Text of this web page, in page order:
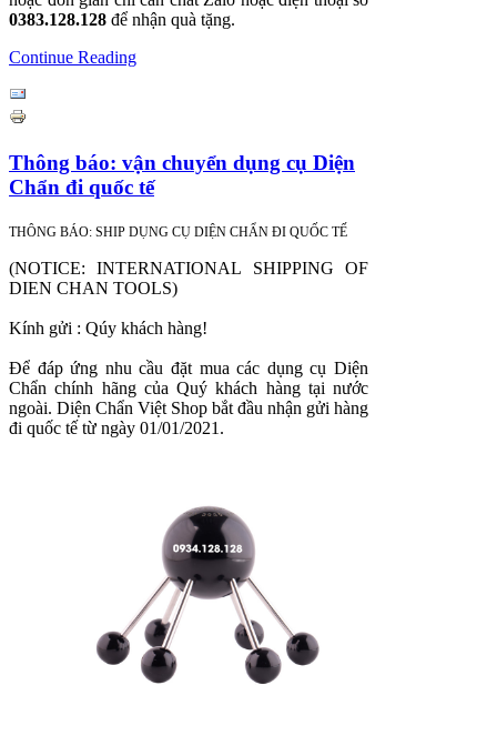
0383.128.128 để nhận quà tặng.
Continue Reading
Thông báo: vận chuyển dụng cụ Diện
Chẩn đi quốc tế
THÔNG BÁO: SHIP DỤNG CỤ DIỆN CHẨN ĐI QUỐC TẾ
(NOTICE: INTERNATIONAL SHIPPING OF
DIEN CHAN TOOLS)
Kính gửi : Qúy khách hàng!
Để đáp ứng nhu cầu đặt mua các dụng cụ Diện
Chẩn chính hãng của Quý khách hàng tại nước
ngoài. Diện Chẩn Việt Shop bắt đầu nhận gửi hàng
đi quốc tế từ ngày 01/01/2021.